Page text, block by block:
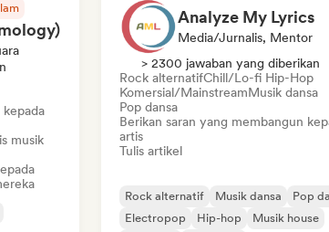
kepada
musik
Analyze My Lyrics
Media/Jurnalis, Mentor
> 2300 jawaban yang diberikan
Rock alternatifChill/Lo-fi Hip-Hop
Komersial/MainstreamMusik dansa
Pop dansa
Berikan saran yang membangun
artis
Tulis artikel
Rock alternatif Musik dansa
Pop
Electropop
Hip-hop
Musik house